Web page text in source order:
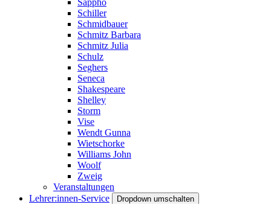
Schiller
Schmidbauer
Schmitz Barbara
Schmitz Julia
Schulz
Seghers
Seneca
Shakespeare
Shelley
Storm
Vise
Wendt Gunna
Wietschorke
Williams John
Woolf
Zweig
Veranstaltungen
Lehrer:innen-Service
Dropdown umschalten